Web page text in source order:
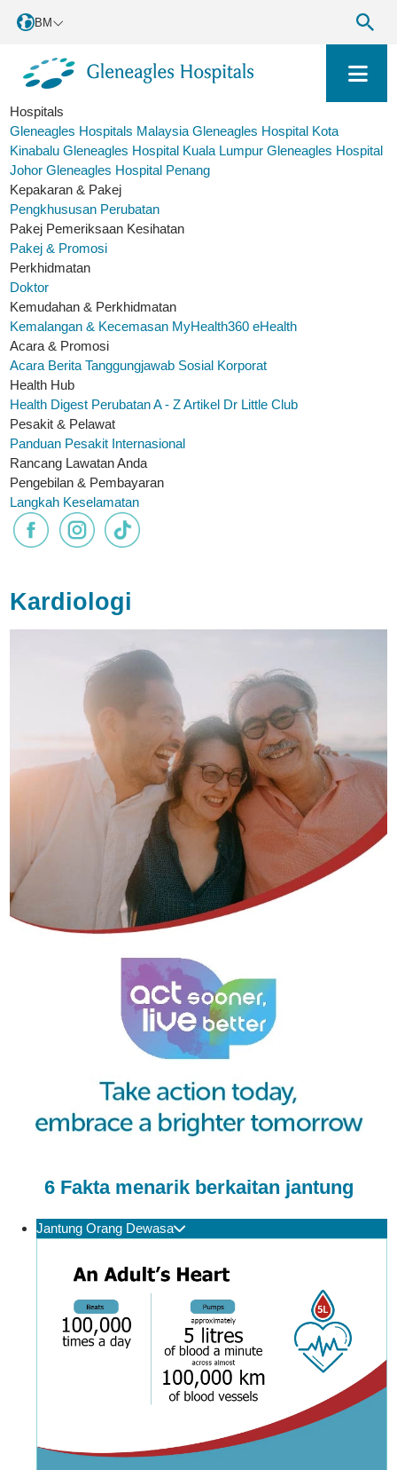
BM
Hospitals
Gleneagles Hospitals Malaysia Gleneagles Hospital Kota
Kinabalu Gleneagles Hospital Kuala Lumpur Gleneagles Hospital
Johor Gleneagles Hospital Penang
Kepakaran & Pakej
Pengkhususan Perubatan
Pakej Pemeriksaan Kesihatan
Pakej & Promosi
Perkhidmatan
Doktor
Kemudahan & Perkhidmatan
Kemalangan & Kecemasan MyHealth360 eHealth
Acara & Promosi
Acara Berita Tanggungjawab Sosial Korporat
Health Hub
Health Digest Perubatan A - ZArtikel Dr Little Club
Pesakit & Pelawat
Panduan Pesakit Internasional
Rancang Lawatan Anda
Pengebilan & Pembayaran
Langkah Keselamatan
Kardiologi
6 Fakta menarik berkaitan jantung
Jantung Orang Dewasa